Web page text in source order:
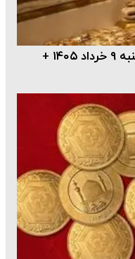
قیمت سکه و قیمت طلا امروز شنبه ۹ خرداد ۱۴۰۵ +